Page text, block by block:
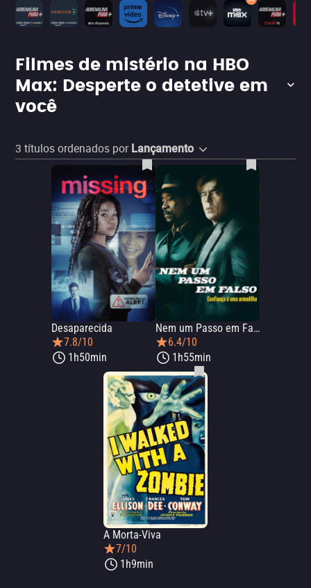
Filmes de mistério na HBO
Max: Desperte o detetive em
você
3 títulos ordenados por Lançamento
Desaparecida
7.8/10
1h50min
Nem um Passo em Falso
6.4/10
1h55min
A Morta-Viva
7/10
1h9min